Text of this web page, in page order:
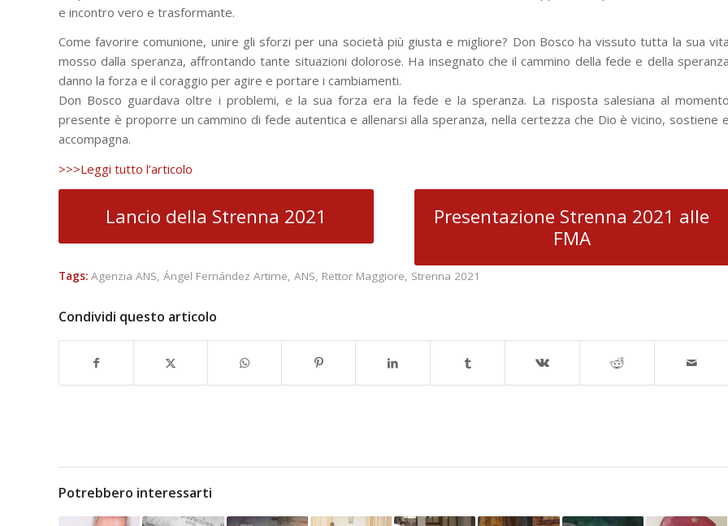
e incontro vero e trasformante.
Come favorire comunione, unire gli sforzi per una società più giusta e migliore? Don Bosco ha vissuto tutta la sua vita
mosso dalla speranza, affrontando tante situazioni dolorose. Ha insegnato che il cammino della fede e della speranza
danno la forza e il coraggio per agire e portare i cambiamenti.
Don Bosco guardava oltre i problemi, e la sua forza era la fede e la speranza. La risposta salesiana al momento
presente è proporre un cammino di fede autentica e allenarsi alla speranza, nella certezza che Dio è vicino, sostiene e
accompagna.
>>>Leggi tutto l’articolo
Lancio della Strenna 2021
Presentazione Strenna 2021 alle
FMA
Tags: Agenzia ANS, Ángel Fernández Artime, ANS, Rettor Maggiore, Strenna 2021
Condividi questo articolo
Potrebbero interessarti